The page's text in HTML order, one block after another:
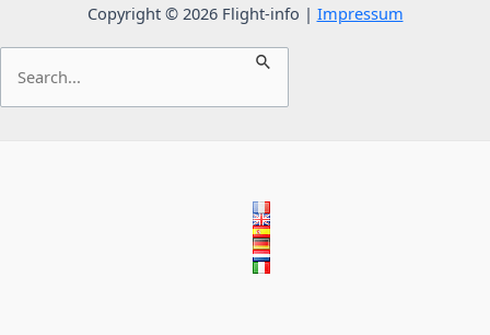
Copyright © 2026 Flight-info | Impressum
nach: